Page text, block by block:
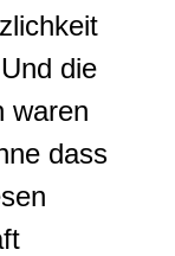
die
waren
dass